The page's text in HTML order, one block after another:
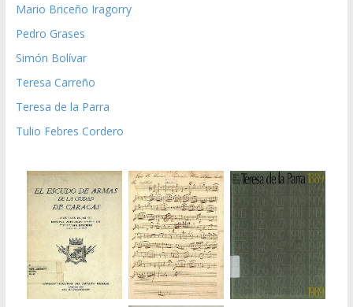
Mario Briceño Iragorry
Pedro Grases
Simón Bolívar
Teresa Carreño
Teresa de la Parra
Tulio Febres Cordero